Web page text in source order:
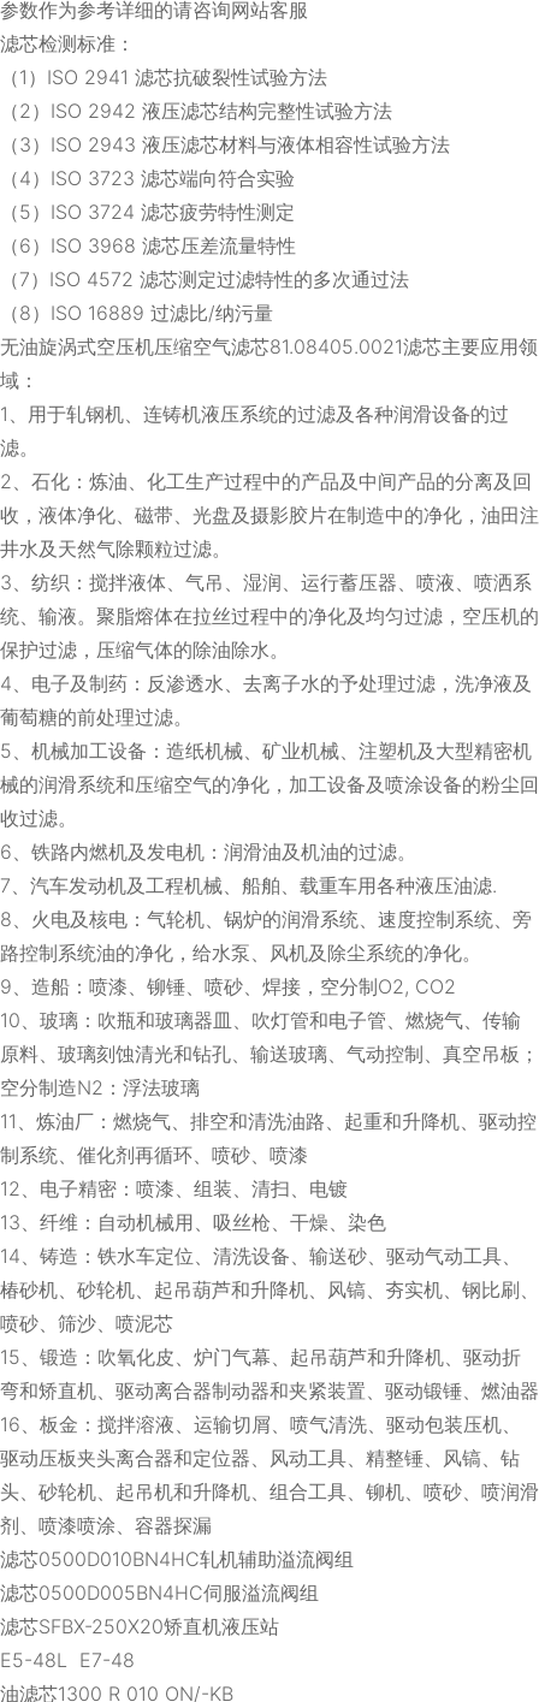
参数作为参考详细的请咨询网站客服
滤芯检测标准：
（1）ISO 2941 滤芯抗破裂性试验方法
（2）ISO 2942 液压滤芯结构完整性试验方法
（3）ISO 2943 液压滤芯材料与液体相容性试验方法
（4）ISO 3723 滤芯端向符合实验
（5）ISO 3724 滤芯疲劳特性测定
（6）ISO 3968 滤芯压差流量特性
（7）ISO 4572 滤芯测定过滤特性的多次通过法
（8）ISO 16889 过滤比/纳污量
无油旋涡式空压机压缩空气滤芯81.08405.0021滤芯主要应用领
域：
1、用于轧钢机、连铸机液压系统的过滤及各种润滑设备的过
滤。
2、石化：炼油、化工生产过程中的产品及中间产品的分离及回
收，液体净化、磁带、光盘及摄影胶片在制造中的净化，油田注
井水及天然气除颗粒过滤。
3、纺织：搅拌液体、气吊、湿润、运行蓄压器、喷液、喷洒系
统、输液。聚脂熔体在拉丝过程中的净化及均匀过滤，空压机的
保护过滤，压缩气体的除油除水。
4、电子及制药：反渗透水、去离子水的予处理过滤，洗净液及
葡萄糖的前处理过滤。
5、机械加工设备：造纸机械、矿业机械、注塑机及大型精密机
械的润滑系统和压缩空气的净化，加工设备及喷涂设备的粉尘回
收过滤。
6、铁路内燃机及发电机：润滑油及机油的过滤。
7、汽车发动机及工程机械、船舶、载重车用各种液压油滤.
8、火电及核电：气轮机、锅炉的润滑系统、速度控制系统、旁
路控制系统油的净化，给水泵、风机及除尘系统的净化。
9、造船：喷漆、铆锤、喷砂、焊接，空分制O2, CO2
10、玻璃：吹瓶和玻璃器皿、吹灯管和电子管、燃烧气、传输
原料、玻璃刻蚀清光和钻孔、输送玻璃、气动控制、真空吊板；
空分制造N2：浮法玻璃
11、炼油厂：燃烧气、排空和清洗油路、起重和升降机、驱动控
制系统、催化剂再循环、喷砂、喷漆
12、电子精密：喷漆、组装、清扫、电镀
13、纤维：自动机械用、吸丝枪、干燥、染色
14、铸造：铁水车定位、清洗设备、输送砂、驱动气动工具、
椿砂机、砂轮机、起吊葫芦和升降机、风镐、夯实机、钢比刷、
喷砂、筛沙、喷泥芯
15、锻造：吹氧化皮、炉门气幕、起吊葫芦和升降机、驱动折
弯和矫直机、驱动离合器制动器和夹紧装置、驱动锻锤、燃油器
16、板金：搅拌溶液、运输切屑、喷气清洗、驱动包装压机、
驱动压板夹头离合器和定位器、风动工具、精整锤、风镐、钻
头、砂轮机、起吊机和升降机、组合工具、铆机、喷砂、喷润滑
剂、喷漆喷涂、容器探漏
滤芯0500D010BN4HC轧机辅助溢流阀组
滤芯0500D005BN4HC伺服溢流阀组
滤芯SFBX-250X20矫直机液压站
E5-48L E7-48
油滤芯1300 R 010 ON/-KB